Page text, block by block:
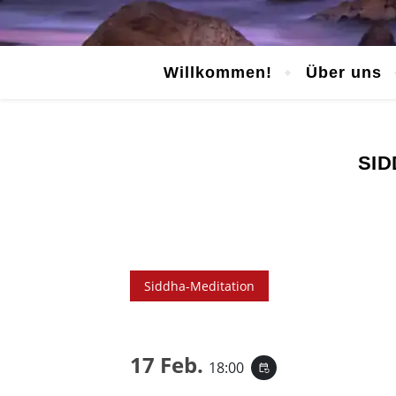
Willkommen! Über uns
Siddha-Meditation
17 Feb. 18:00 event_repeat